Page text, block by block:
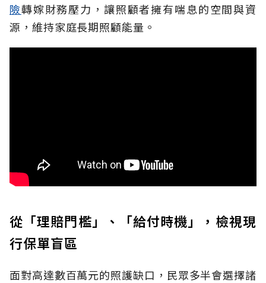
險轉嫁財務壓力，讓照顧者擁有喘息的空間與資
源，維持家庭長期照顧能量。
從「理賠門檻」、「給付時機」，檢視現
行保單盲區
面對高達數百萬元的照護缺口，民眾多半會選擇諸